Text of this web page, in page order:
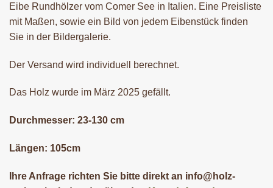
Eibe Rundhölzer vom Comer See in Italien. Eine Preisliste
mit Maßen, sowie ein Bild von jedem Eibenstück finden
Sie in der Bildergalerie.
Der Versand wird individuell berechnet.
Das Holz wurde im März 2025 gefällt.
Durchmesser: 23-130 cm
Längen: 105cm
Ihre Anfrage richten Sie bitte direkt an info@holz-